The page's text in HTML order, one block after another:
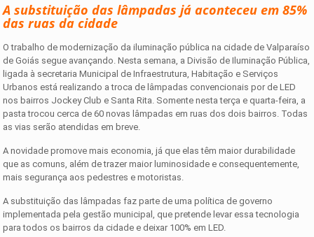
A substituição das lâmpadas já aconteceu em 85%
das ruas da cidade
O trabalho de modernização da iluminação pública na cidade de Valparaíso
de Goiás segue avançando. Nesta semana, a Divisão de Iluminação Pública,
ligada à secretaria Municipal de Infraestrutura, Habitação e Serviços
Urbanos está realizando a troca de lâmpadas convencionais por de LED
nos bairros Jockey Club e Santa Rita. Somente nesta terça e quarta-feira, a
pasta trocou cerca de 60 novas lâmpadas em ruas dos dois bairros. Todas
as vias serão atendidas em breve.
A novidade promove mais economia, já que elas têm maior durabilidade
que as comuns, além de trazer maior luminosidade e consequentemente,
mais segurança aos pedestres e motoristas.
A substituição das lâmpadas faz parte de uma política de governo
implementada pela gestão municipal, que pretende levar essa tecnologia
para todos os bairros da cidade e deixar 100% em LED.